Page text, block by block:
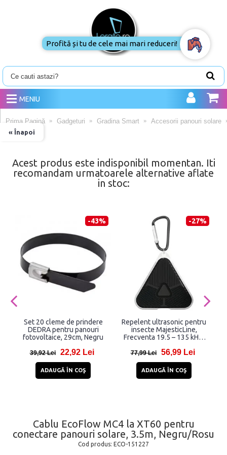
MENIU
« Înapoi
Prima Pagină Gadgeturi Gradina Smart Accesorii panouri solare
Acest produs este indisponibil momentan. Iti
recomandam urmatoarele alternative aflate
in stoc:
-43%
Set 20 cleme de prindere
DEDRA pentru panouri
fotovoltaice, 29cm, Negru
39,92 Lei 22,92 Lei
ADAUGĂ ÎN COŞ
-27%
Repelent ultrasonic pentru
insecte MajesticLine,
Frecventa 19.5 – 135 kHz,
77,99 Lei 56,99 Lei
ADAUGĂ ÎN COŞ
Cablu EcoFlow MC4 la XT60 pentru
conectare panouri solare, 3.5m, Negru/Rosu
Cod produs: ECO-151227
Profită și tu de cele mai mari reduceri!